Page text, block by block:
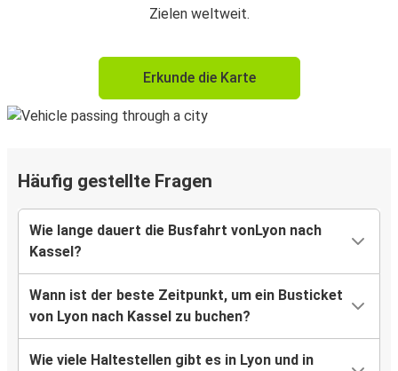
Zielen weltweit.
Erkunde die Karte
Häufig gestellte Fragen
Wie lange dauert die Busfahrt vonLyon nach
Kassel?
Wann ist der beste Zeitpunkt, um ein Busticket
von Lyon nach Kassel zu buchen?
Wie viele Haltestellen gibt es in Lyon und in